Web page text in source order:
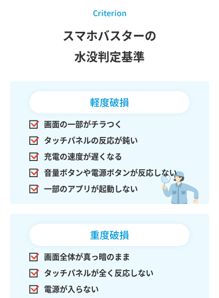
Criterion
スマホバスターの
水没判定基準
軽度破損
画面の一部がチラつく
タッチパネルの反応が鈍い
充電の速度が遅くなる
音量ボタンや電源ボタンが反応しない
一部のアプリが起動しない
重度破損
画面全体が真っ暗のまま
タッチパネルが全く反応しない
電源が入らない